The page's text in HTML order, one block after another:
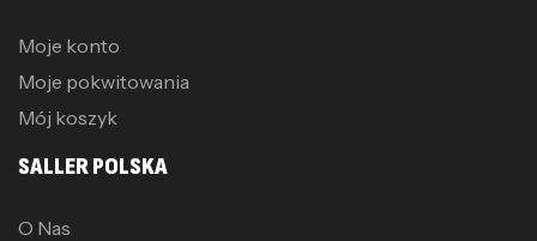
Moje konto
Moje pokwitowania
Mój koszyk
SALLER POLSKA
O Nas